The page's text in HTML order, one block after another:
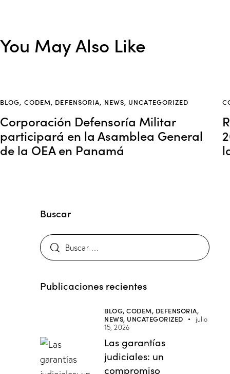
You May Also Like
BLOG, CODEM, DEFENSORIA, NEWS, UNCATEGORIZED
Corporación Defensoría Militar
participará en la Asamblea General
de la OEA en Panamá
Buscar
Publicaciones recientes
BLOG, CODEM, DEFENSORIA,
NEWS, UNCATEGORIZED
julio
15, 2026
Las garantías
judiciales: un
compromiso